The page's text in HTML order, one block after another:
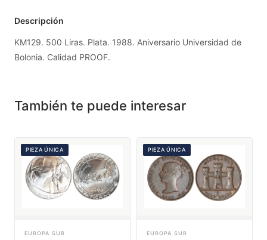
Descripción
KM129. 500 Liras. Plata. 1988. Aniversario Universidad de
Bolonia. Calidad PROOF.
También te puede interesar
PIEZA ÚNICA
EUROPA SUR
PIEZA ÚNICA
EUROPA SUR